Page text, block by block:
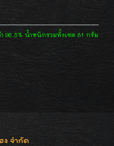
96.5% น้ำหนักรวมทั้งเซต 81 กรัม
ง จำกัด